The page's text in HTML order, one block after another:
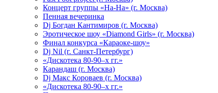
Концерт группы «На-На» (г. Москва)
Пенная вечеринка
Dj Богдан Кантимиров (г. Москва)
Эротическое шоу «Diamond Girls» (г. Москва)
Финал конкурса «Караоке-шоу»
Dj Nil (г. Санкт-Петербург)
«Дискотека 80-90–х гг.»
Карандаш (г. Москва)
Dj Макс Короваев (г. Москва)
«Дискотека 80-90–х гг.»